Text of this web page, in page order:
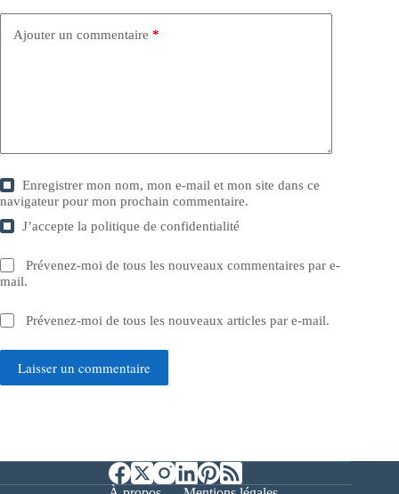
Ajouter un commentaire *
Enregistrer mon nom, mon e-mail et mon site dans ce
navigateur pour mon prochain commentaire.
J’accepte lapolitique de confidentialité
Prévenez-moi de tous les nouveaux commentaires par e-
mail.
Prévenez-moi de tous les nouveaux articles par e-mail.
Laisser un commentaire